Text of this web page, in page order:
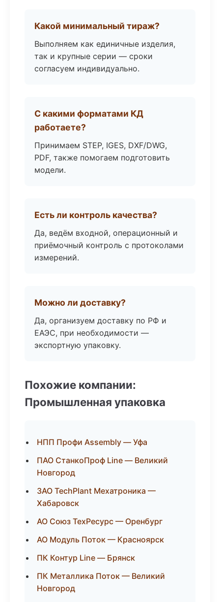
Какой минимальный тираж?
Выполняем как единичные изделия,
так и крупные серии — сроки
согласуем индивидуально.
С какими форматами КД
работаете?
Принимаем STEP, IGES, DXF/DWG,
PDF, также помогаем подготовить
модели.
Есть ли контроль качества?
Да, ведём входной, операционный и
приёмочный контроль с протоколами
измерений.
Можно ли доставку?
Да, организуем доставку по РФ и
ЕАЭС, при необходимости —
экспортную упаковку.
Похожие компании:
Промышленная упаковка
НПП Профи Assembly — Уфа
ПАО СтанкоПроф Line — Великий
Новгород
ЗАО TechPlant Мехатроника —
Хабаровск
АО Союз ТехРесурс — Оренбург
АО Модуль Поток — Красноярск
ПК Контур Line — Брянск
ПК Металлика Поток — Великий
Новгород